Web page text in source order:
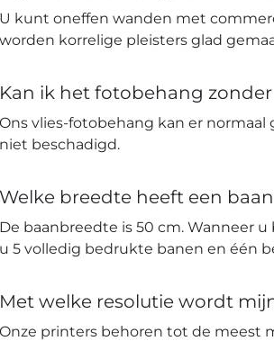
U kunt oneffen wanden met
worden korrelige pleisters glad
Kan ik het fotobehang
Ons vlies-fotobehang kan er
niet beschadigd.
Welke breedte heeft een
De baanbreedte is 50 cm. Wanneer
u 5 volledig bedrukte banen en één
Met welke resolutie wordt
Onze printers behoren tot de meest